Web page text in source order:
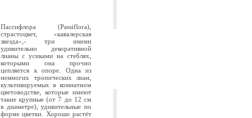
Пассифлора (Passiflora),
страстоцвет, «кавалерская
звезда»,- три имени
удивительно декоративной
лианы с усиками на стеблях,
которыми она прочно
цепляется к опоре. Одна из
немногих тропических лиан,
культивируемых в комнатном
цветоводстве, которые имеют
такие крупные (от 7 до 12 см
в диаметре), удивительные по
форме цветки. Хорошо растёт